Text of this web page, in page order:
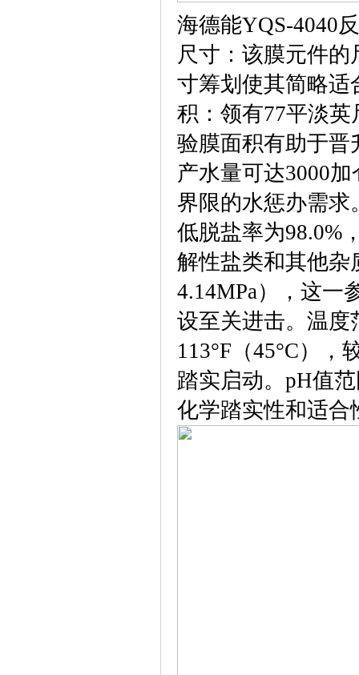
海德能YQS-4040
尺寸：该膜元件的
寸筹划使其简略适
积：领有77平淡
验膜面积有助于晋
产水量可达3000
界限的水惩办需求
低脱盐率为98.0%
解性盐类和其他杂
4.14MPa），这一
设至关进击。温度
113°F（45°C）
踏实启动。pH值
化学踏实性和适合